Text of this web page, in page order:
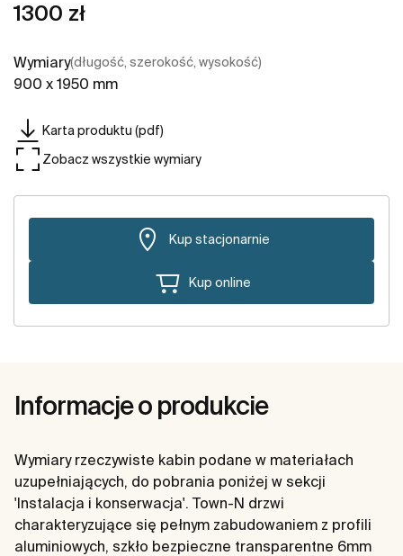
1300 zł
Wymiary(długość, szerokość, wysokość)
900 x 1950 mm
Karta produktu (pdf)
Zobacz wszystkie wymiary
Kup stacjonarnie
Kup online
Informacje o produkcie
Wymiary rzeczywiste kabin podane w materiałach
uzupełniających, do pobrania poniżej w sekcji
'Instalacja i konserwacja'. Town-N drzwi
charakteryzujące się pełnym zabudowaniem z profili
aluminiowych, szkło bezpieczne transparentne 6mm